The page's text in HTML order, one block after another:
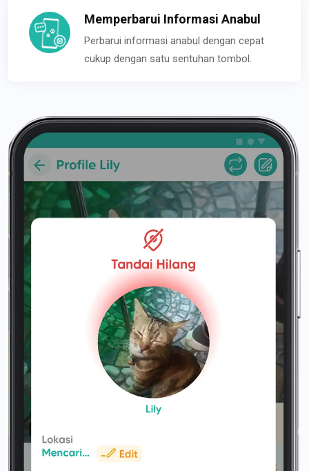
Memperbarui Informasi Anabul
Perbarui informasi anabul dengan cepat
cukup dengan satu sentuhan tombol.